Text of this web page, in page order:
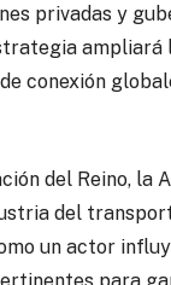
privadas y
conexión
del Reino, la
del
un actor